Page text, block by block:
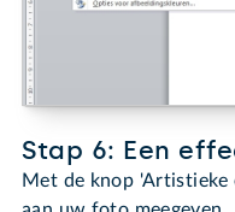
Stap 6: Een
Met de knop